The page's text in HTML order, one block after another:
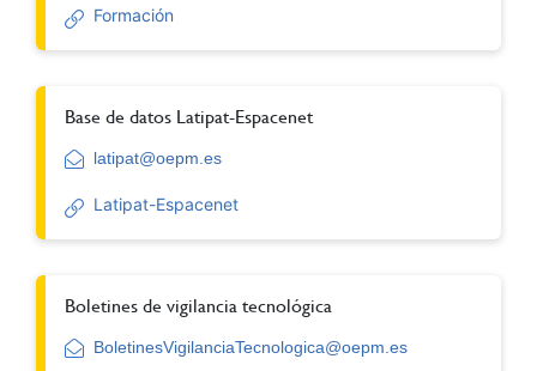
Formación
Base de datos Latipat-Espacenet
latipat@oepm.es
Latipat-Espacenet
Boletines de vigilancia tecnológica
BoletinesVigilanciaTecnologica@oepm.es